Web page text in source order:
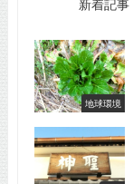
新着記事
地球環境